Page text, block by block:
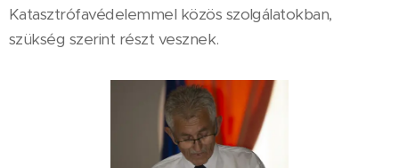
Katasztrófavédelemmel közös szolgálatokban,
szükség szerint részt vesznek.